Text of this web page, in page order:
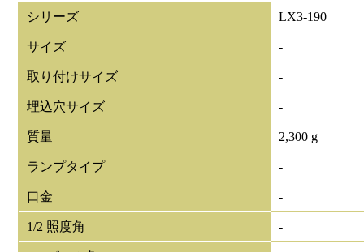
シリーズ LX3-190
サイズ -
取り付けサイズ -
埋込穴サイズ -
質量 2,300 g
ランプタイプ -
口金 -
1/2 照度角 -